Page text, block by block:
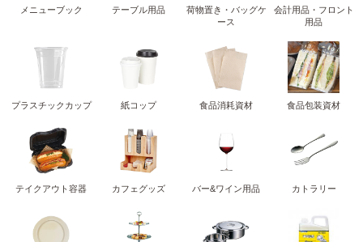
メニューブック テーブル用品
荷物置き・バッグケ
ース
会計用品・フロント
用品
プラスチックカップ 紙コップ 食品消耗資材 食品包装資材
テイクアウト容器 カフェグッズ バー&ワイン用品 カトラリー